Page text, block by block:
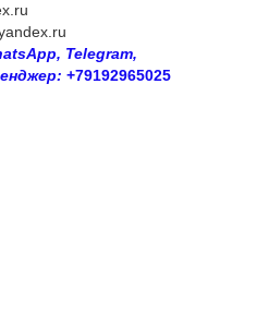
Telegram,
+79192965025